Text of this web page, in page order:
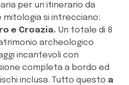
per un itinerario da
mitologia si intrecciano:
e Croazia. Un totale di 8
archeologico
incantevoli con
completa a bordo ed
inclusa. Tutto questo a